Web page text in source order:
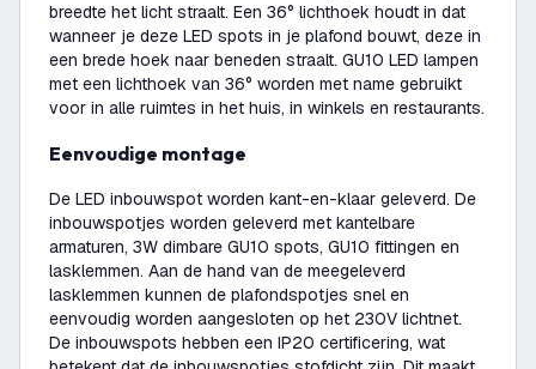
breedte het licht straalt. Een 36° lichthoek houdt in dat
wanneer je deze LED spots in je plafond bouwt, deze in
een brede hoek naar beneden straalt. GU10 LED lampen
met een lichthoek van 36° worden met name gebruikt
voor in alle ruimtes in het huis, in winkels en restaurants.
Eenvoudige montage
De LED inbouwspot worden kant-en-klaar geleverd. De
inbouwspotjes worden geleverd met kantelbare
armaturen, 3W dimbare GU10 spots, GU10 fittingen en
lasklemmen. Aan de hand van de meegeleverd
lasklemmen kunnen de plafondspotjes snel en
eenvoudig worden aangesloten op het 230V lichtnet.
De inbouwspots hebben een IP20 certificering, wat